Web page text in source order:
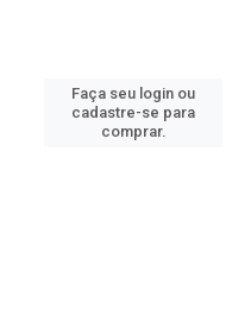
Faça seu login ou
cadastre-se para
comprar.